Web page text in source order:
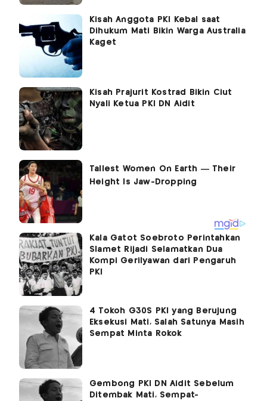
Kisah Anggota PKI Kebal saat
Dihukum Mati Bikin Warga Australia
Kaget
Kisah Prajurit Kostrad Bikin Ciut
Nyali Ketua PKI DN Aidit
Kala Gatot Soebroto Perintahkan
Slamet Rijadi Selamatkan Dua
Kompi Gerilyawan dari Pengaruh
PKI
4 Tokoh G30S PKI yang Berujung
Eksekusi Mati, Salah Satunya Masih
Sempat Minta Rokok
Gembong PKI DN Aidit Sebelum
Ditembak Mati, Sempat-